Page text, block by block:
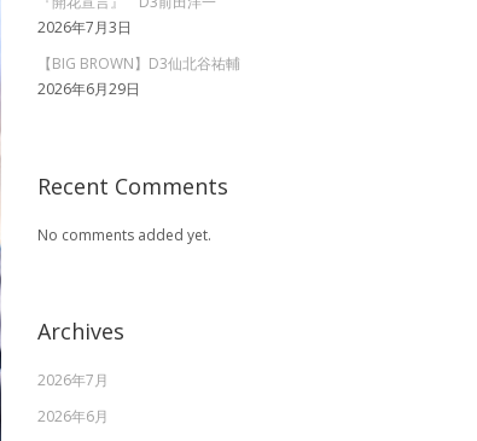
2026年7月3日
【BIG BROWN】D3仙北谷祐輔
2026年6月29日
Recent Comments
No comments added yet.
Archives
2026年7月
2026年6月